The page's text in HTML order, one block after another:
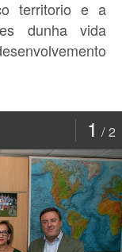
territorio e a
dunha vida
1 2